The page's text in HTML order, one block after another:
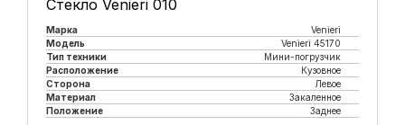
Стекло Venieri 010
Марка
Venieri
Модель
Venieri 45170
Тип техники
Мини-погрузчик
Расположение
Кузовное
Сторона
Левое
Материал
Закаленное
Положение
Заднее